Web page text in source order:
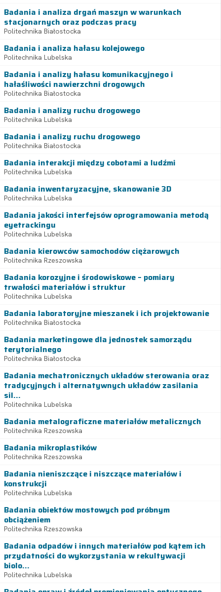
Badania i analiza drgań maszyn w warunkach
stacjonarnych oraz podczas pracy
Politechnika Białostocka
Badania i analiza hałasu kolejowego
Politechnika Lubelska
Badania i analizy hałasu komunikacyjnego i
hałaśliwości nawierzchni drogowych
Politechnika Białostocka
Badania i analizy ruchu drogowego
Politechnika Lubelska
Badania i analizy ruchu drogowego
Politechnika Białostocka
Badania interakcji między cobotami a ludźmi
Politechnika Lubelska
Badania inwentaryzacyjne, skanowanie 3D
Politechnika Lubelska
Badania jakości interfejsów oprogramowania metodą
eyetrackingu
Politechnika Lubelska
Badania kierowców samochodów ciężarowych
Politechnika Rzeszowska
Badania korozyjne i środowiskowe – pomiary
trwałości materiałów i struktur
Politechnika Lubelska
Badania laboratoryjne mieszanek i ich projektowanie
Politechnika Białostocka
Badania marketingowe dla jednostek samorządu
terytorialnego
Politechnika Białostocka
Badania mechatronicznych układów sterowania oraz
tradycyjnych i alternatywnych układów zasilania
sil...
Politechnika Lubelska
Badania metalograficzne materiałów metalicznych
Politechnika Rzeszowska
Badania mikroplastików
Politechnika Rzeszowska
Badania nieniszczące i niszczące materiałów i
konstrukcji
Politechnika Lubelska
Badania obiektów mostowych pod próbnym
obciążeniem
Politechnika Rzeszowska
Badania odpadów i innych materiałów pod kątem ich
przydatności do wykorzystania w rekultywacji
biolo...
Politechnika Lubelska